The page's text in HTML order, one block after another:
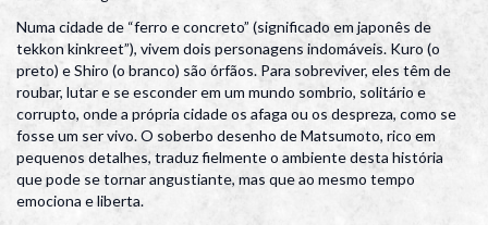
Numa cidade de “ferro e concreto” (significado em japonês de
tekkon kinkreet”), vivem dois personagens indomáveis. Kuro (o
preto) e Shiro (o branco) são órfãos. Para sobreviver, eles têm de
roubar, lutar e se esconder em um mundo sombrio, solitário e
corrupto, onde a própria cidade os afaga ou os despreza, como se
fosse um ser vivo. O soberbo desenho de Matsumoto, rico em
pequenos detalhes, traduz fielmente o ambiente desta história
que pode se tornar angustiante, mas que ao mesmo tempo
emociona e liberta.